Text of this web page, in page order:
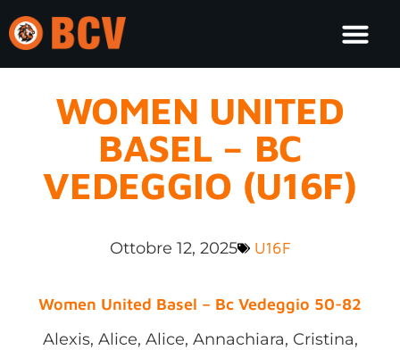
WOMEN UNITED
BASEL – BC
VEDEGGIO (U16F)
Ottobre 12, 2025 U16F
Women United Basel – Bc Vedeggio 50-82
Alexis, Alice, Alice, Annachiara, Cristina,